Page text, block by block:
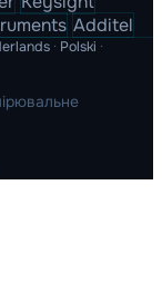
Additel
· Polski ·